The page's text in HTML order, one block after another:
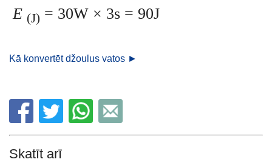
E (J) = 30W × 3s = 90J
Kā konvertēt džoulus vatos ►
Skatīt arī